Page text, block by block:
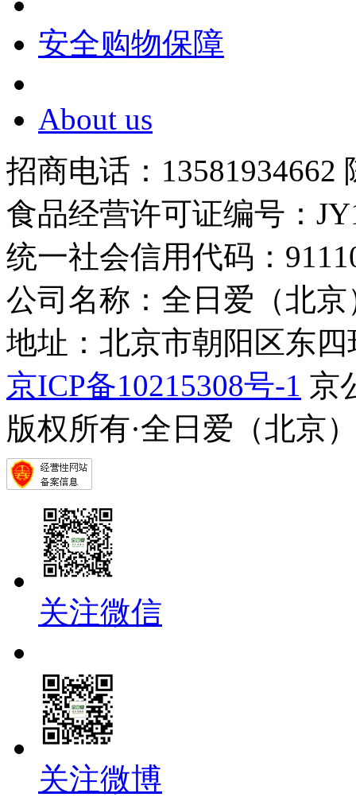
安全购物保障
About us
招商电话：13581934662
食品经营许可证编号：
统一社会信用代码：
公司名称：全日爱（北
地址：北京市朝阳区东
京ICP备10215308号-1 京
版权所有·全日爱（北京
关注微信
关注微博